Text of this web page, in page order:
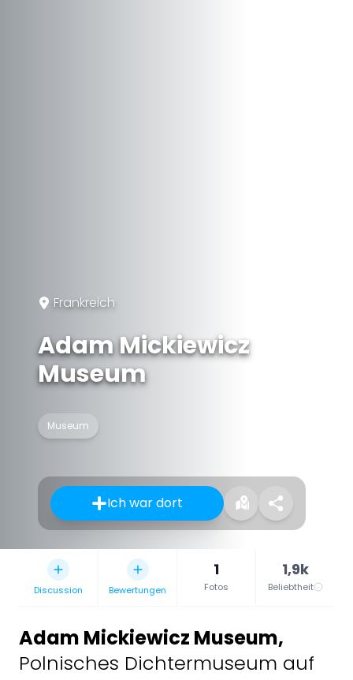
Frankreich
Adam Mickiewicz
Museum
Museum
Ich war dort
Discussion Bewertungen
1
Fotos
1,9k
Beliebtheit
Adam Mickiewicz Museum,
Polnisches Dichtermuseum auf